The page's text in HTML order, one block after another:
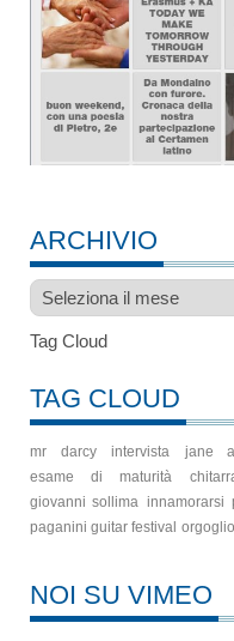
ARCHIVIO
Archivio
Tag Cloud
TAG CLOUD
mr darcy intervista jane
esame di maturità
giovanni sollima innamorarsi
paganini guitar festival
NOI SU VIMEO